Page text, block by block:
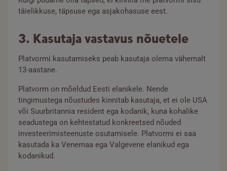
täielikkuse, täpsuse ega asjakohasuse eest.
3. Kasutaja vastavus nõuetele
Platvormi kasutamiseks peab kasutaja olema vähemalt
13-aastane.
Platvorm on mõeldud Eesti elanikele. Nende
tingimustega nõustudes kinnitab kasutaja, et ei ole USA
või Suurbritannia resident ega kodanik, kuna kohalike
seadustega on kehtestatud konkreetsed nõuded
investeerimisteenuste osutamisele. Platvormi ei saa
kasutada ka Venemaa ega Valgevene elanikud ega
kodanikud.